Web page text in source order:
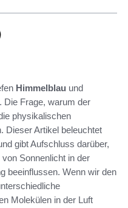
Himmelblau und
Die Frage, warum der
physikalischen
Dieser Artikel beleuchtet
gibt Aufschluss darüber,
von Sonnenlicht in der
beeinflussen. Wenn wir den
Molekülen in der Luft